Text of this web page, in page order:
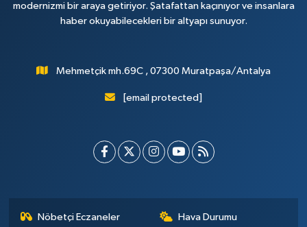
modernizmi bir araya getiriyor. Şatafattan kaçınıyor ve insanlara
haber okuyabilecekleri bir altyapı sunuyor.
Mehmetçik mh.69C , 07300 Muratpaşa/Antalya
[email protected]
Nöbetçi Eczaneler Hava Durumu